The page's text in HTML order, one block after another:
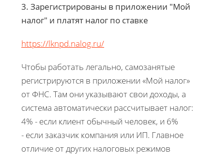
3. Зарегистрированы в приложении "Мой
налог" и платят налог по ставке
https://lknpd.nalog.ru/
Чтобы работать легально, самозанятые
регистрируются в приложении «Мой налог»
от ФНС. Там они указывают свои доходы, а
система автоматически рассчитывает налог:
4% - если клиент обычный человек, и 6%
- если заказчик компания или ИП. Главное
отличие от других налоговых режимов